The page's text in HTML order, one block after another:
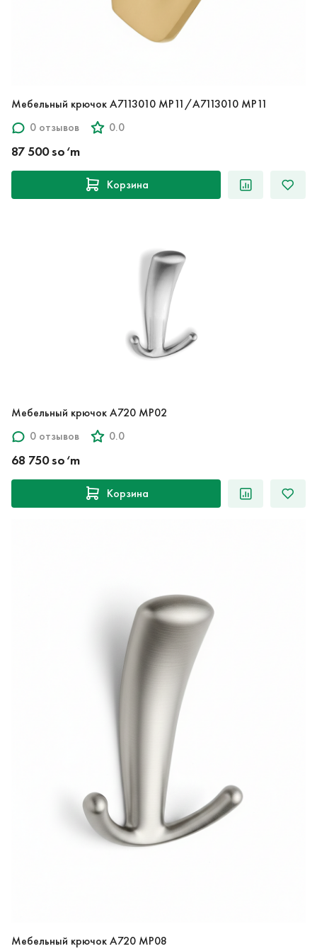
Мебельный крючок A7113010 MP11/A7113010 MP11
0 отзывов
0.0
87 500 so‘m
Корзина
Мебельный крючок A720 MP02
0 отзывов
0.0
68 750 so‘m
Корзина
Мебельный крючок A720 MP08